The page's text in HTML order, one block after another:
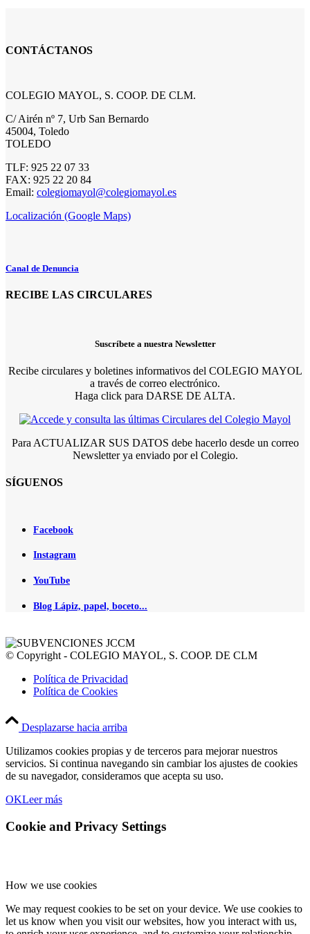
CONTÁCTANOS
COLEGIO MAYOL, S. COOP. DE CLM.
C/ Airén nº 7, Urb San Bernardo
45004, Toledo
TOLEDO
TLF: 925 22 07 33
FAX: 925 22 20 84
Email: colegiomayol@colegiomayol.es
Localización (Google Maps)
Canal de Denuncia
RECIBE LAS CIRCULARES
Suscríbete a nuestra Newsletter
Recibe circulares y boletines informativos del COLEGIO MAYOL
a través de correo electrónico.
Haga click para DARSE DE ALTA.
Para ACTUALIZAR SUS DATOS debe hacerlo desde un correo
Newsletter ya enviado por el Colegio.
SÍGUENOS
Facebook
Instagram
YouTube
Blog Lápiz, papel, boceto...
© Copyright - COLEGIO MAYOL, S. COOP. DE CLM
Política de Privacidad
Política de Cookies
Desplazarse hacia arriba
Utilizamos cookies propias y de terceros para mejorar nuestros
servicios. Si continua navegando sin cambiar los ajustes de cookies
de su navegador, consideramos que acepta su uso.
OKLeer más
Cookie and Privacy Settings
How we use cookies
We may request cookies to be set on your device. We use cookies to
let us know when you visit our websites, how you interact with us,